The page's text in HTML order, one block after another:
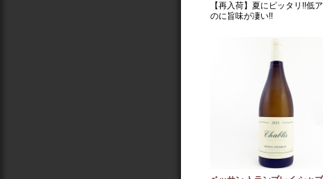
【再入荷】夏にピッタリ!!低
のに旨味が凄い!!